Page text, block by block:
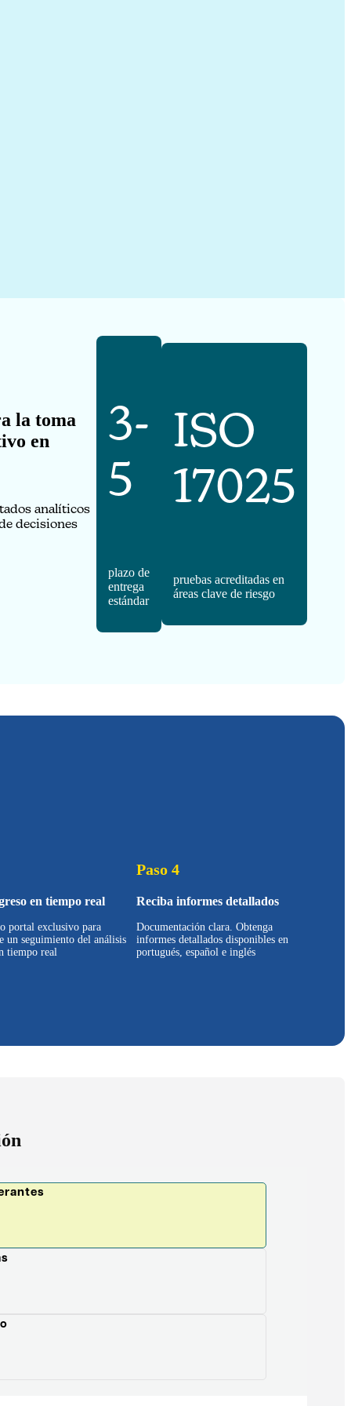
la toma
en
analíticos
decisiones
3-
5
plazo de
entrega
estándar
ISO
17025
pruebas acreditadas en
áreas clave de riesgo
en tiempo real
portal exclusivo para
un seguimiento del análisis
tiempo real
Paso 4
Reciba informes detallados
Documentación clara. Obtenga
informes detallados disponibles en
portugués, español e inglés